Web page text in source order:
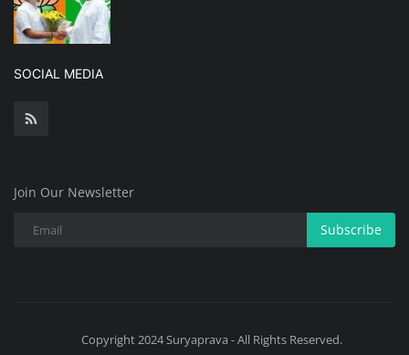
SOCIAL MEDIA
Join Our Newsletter
Subscribe
Copyright 2024 Suryaprava - All Rights Reserved.